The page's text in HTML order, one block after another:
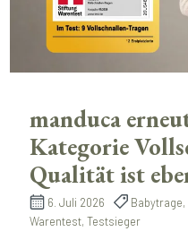
manduca
Kategorie
Qualität ist
6. Juli 2026
Warentest, Testsieger